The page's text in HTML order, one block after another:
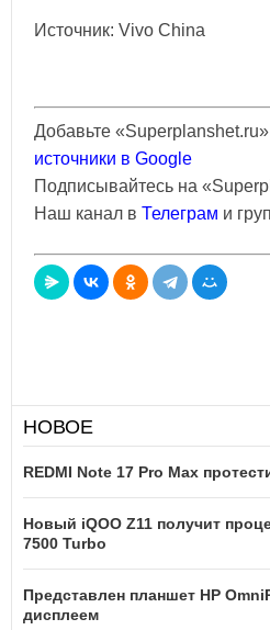
Источник: Vivo China
Добавьте
источники в Google
Подписывайтесь на
Наш канал в Телеграм и
НОВОЕ
REDMI Note 17 Pro Max
Новый iQOO Z11 получит
7500 Turbo
Представлен планшет HP
дисплеем